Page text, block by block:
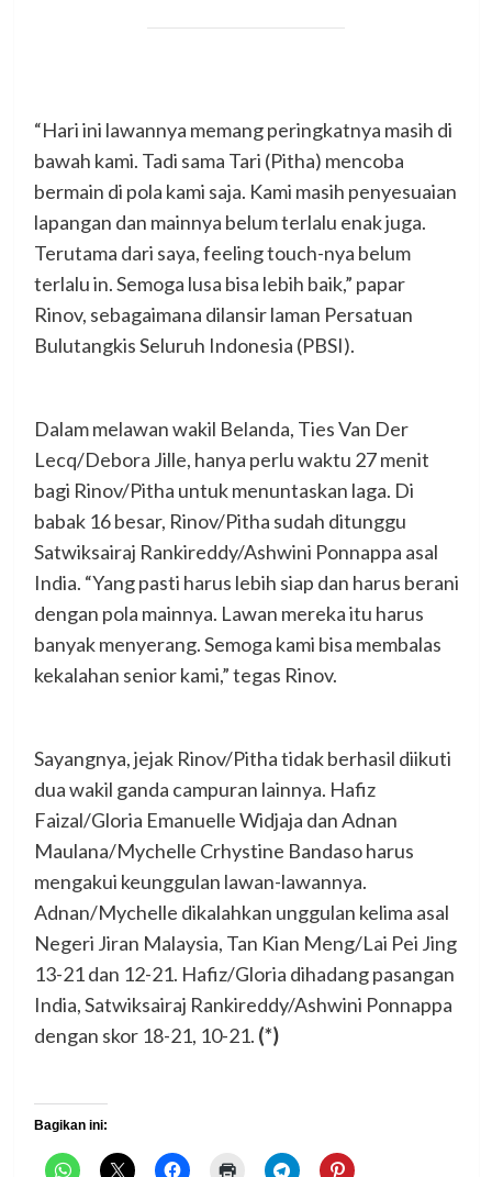
“Hari ini lawannya memang peringkatnya masih di
bawah kami. Tadi sama Tari (Pitha) mencoba
bermain di pola kami saja. Kami masih penyesuaian
lapangan dan mainnya belum terlalu enak juga.
Terutama dari saya, feeling touch-nya belum
terlalu in. Semoga lusa bisa lebih baik,” papar
Rinov, sebagaimana dilansir laman Persatuan
Bulutangkis Seluruh Indonesia (PBSI).
Dalam melawan wakil Belanda, Ties Van Der
Lecq/Debora Jille, hanya perlu waktu 27 menit
bagi Rinov/Pitha untuk menuntaskan laga. Di
babak 16 besar, Rinov/Pitha sudah ditunggu
Satwiksairaj Rankireddy/Ashwini Ponnappa asal
India. “Yang pasti harus lebih siap dan harus berani
dengan pola mainnya. Lawan mereka itu harus
banyak menyerang. Semoga kami bisa membalas
kekalahan senior kami,” tegas Rinov.
Sayangnya, jejak Rinov/Pitha tidak berhasil diikuti
dua wakil ganda campuran lainnya. Hafiz
Faizal/Gloria Emanuelle Widjaja dan Adnan
Maulana/Mychelle Crhystine Bandaso harus
mengakui keunggulan lawan-lawannya.
Adnan/Mychelle dikalahkan unggulan kelima asal
Negeri Jiran Malaysia, Tan Kian Meng/Lai Pei Jing
13-21 dan 12-21. Hafiz/Gloria dihadang pasangan
India, Satwiksairaj Rankireddy/Ashwini Ponnappa
dengan skor 18-21, 10-21. (*)
Bagikan ini: